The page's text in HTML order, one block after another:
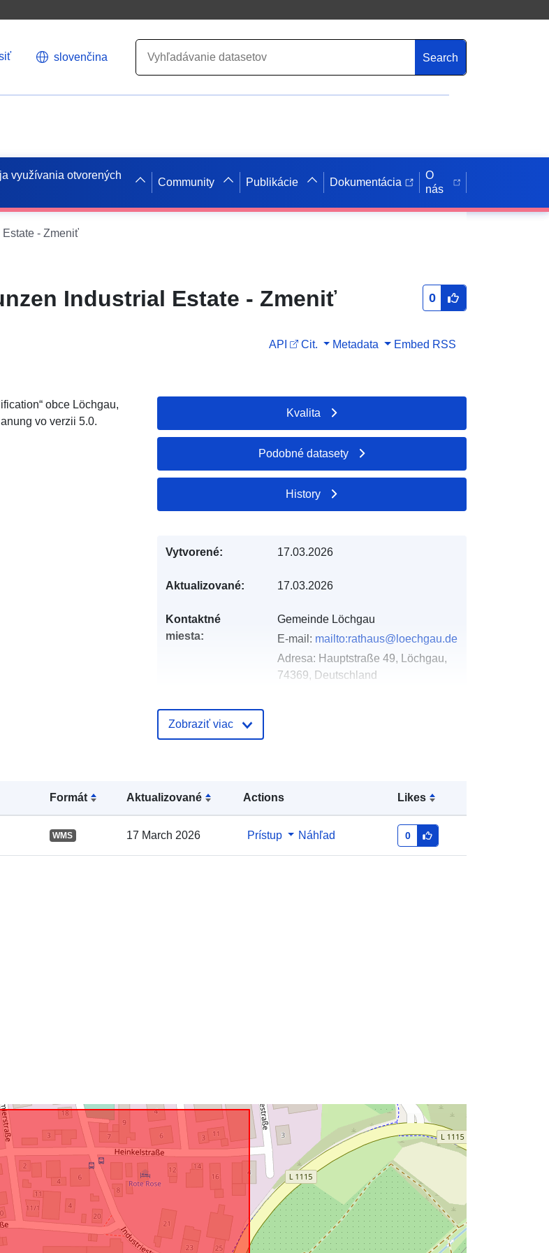
slovenčina Search
využívania otvorených
Community Publikácie Dokumentácia
O
nás
- Zmeniť
Industrial Estate - Zmeniť 0
API Cit. Metadata Embed RSS
obce Löchgau,
vo verzii 5.0.
Formát Aktualizované Actions Likes
WMS 17 March 2026 Prístup Náhľad 0
Kvalita
Podobné datasety
History
Vytvorené: 17.03.2026
Aktualizované: 17.03.2026
Kontaktné
miesta:
Gemeinde Löchgau
E-mail: mailto:rathaus@loechgau.de
Adresa: Hauptstraße 49, Löchgau,
74369, Deutschland
pokrytie:
48.9982724 ], [ 9.1174447,
48.9982724 ], [ 9.1174447,
Zobraziť viac